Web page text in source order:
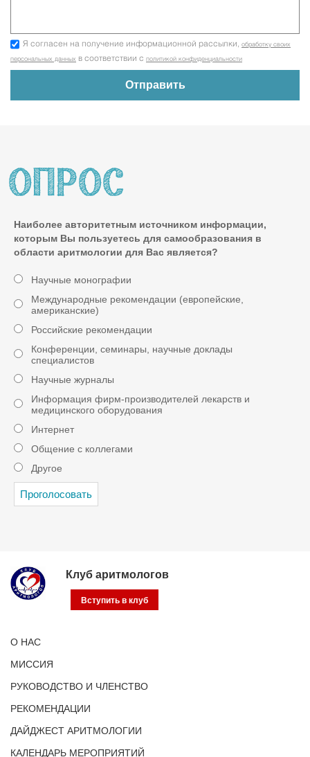
Я согласен на получение информационной рассылки, обработку своих
персональных данных в соответствии с политикой конфиденциальности
Наиболее авторитетным источником информации,
которым Вы пользуетесь для самообразования в
области аритмологии для Вас является?
Научные монографии
Международные рекомендации (европейские,
американские)
Российские рекомендации
Конференции, семинары, научные доклады
специалистов
Научные журналы
Информация фирм-производителей лекарств и
медицинского оборудования
Интернет
Общение с коллегами
Другое
Клуб аритмологов
Вступить в клуб
О НАС
МИССИЯ
РУКОВОДСТВО И ЧЛЕНСТВО
РЕКОМЕНДАЦИИ
ДАЙДЖЕСТ АРИТМОЛОГИИ
КАЛЕНДАРЬ МЕРОПРИЯТИЙ